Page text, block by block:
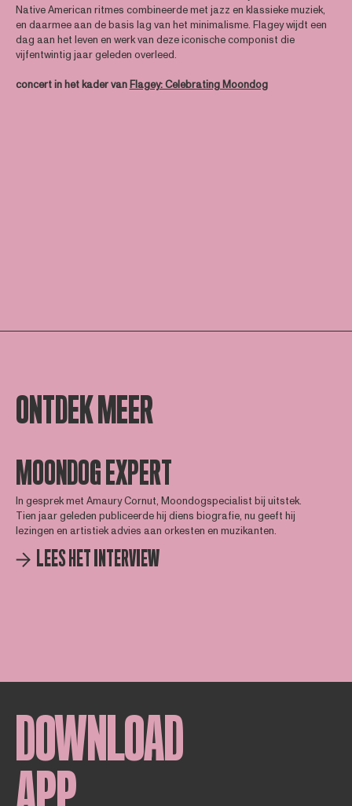
Native American ritmes combineerde met jazz en klassieke muziek,
en daarmee aan de basis lag van het minimalisme. Flagey wijdt een
dag aan het leven en werk van deze iconische componist die
vijfentwintig jaar geleden overleed.
concert in het kader vanFlagey: Celebrating Moondog
ONTDEK MEER
MOONDOG EXPERT
In gesprek met Amaury Cornut, Moondogspecialist bij uitstek.
Tien jaar geleden publiceerde hij diens biografie, nu geeft hij
lezingen en artistiek advies aan orkesten en muzikanten.
LEES HET INTERVIEW
DOWNLOAD